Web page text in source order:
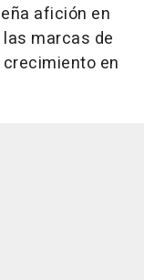
afición en
marcas de
en